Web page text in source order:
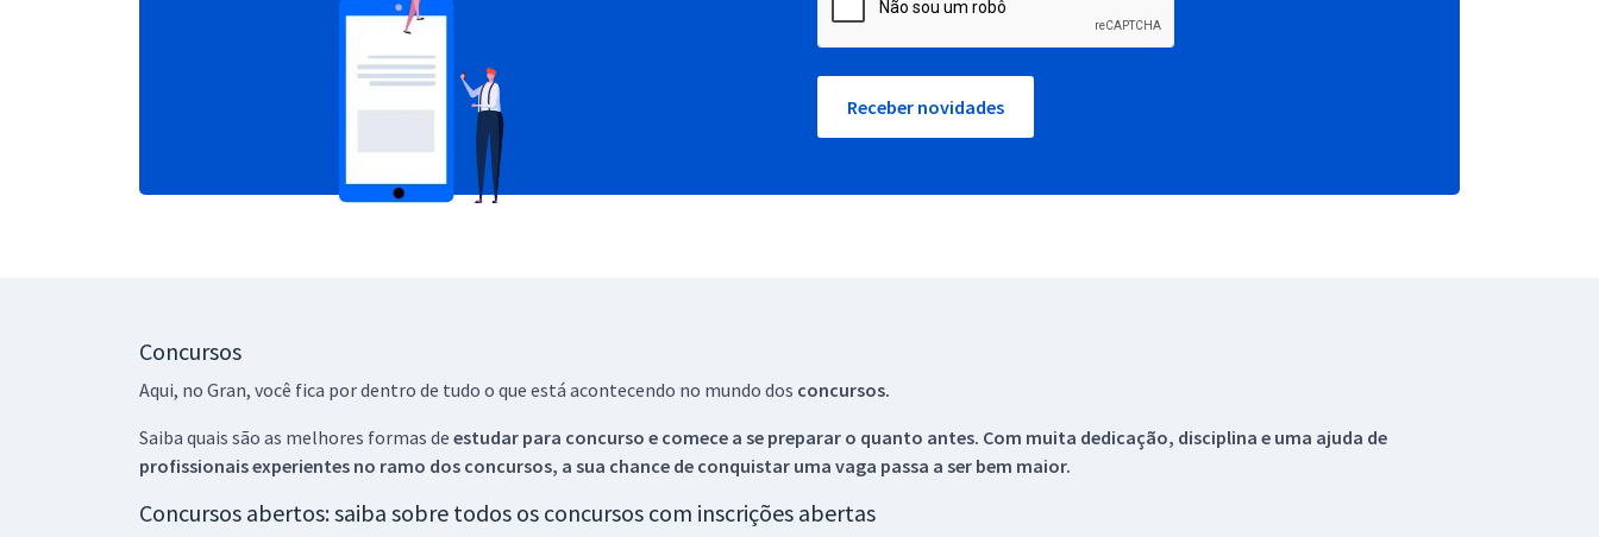
Receber novidades
Concursos
Aqui, no Gran, você fica por dentro de tudo o que está acontecendo no mundo dos concursos.
Saiba quais são as melhores formas de estudar para concurso e comece a se preparar o quanto antes. Com muita dedicação, disciplina e uma ajuda de
profissionais experientes no ramo dos concursos, a sua chance de conquistar uma vaga passa a ser bem maior.
Concursos abertos: saiba sobre todos os concursos com inscrições abertas